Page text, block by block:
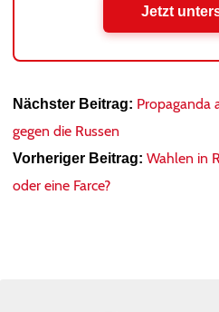
Jetzt
Nächster Beitrag: Propaganda
gegen die Russen
Vorheriger Beitrag: Wahlen in
oder eine Farce?